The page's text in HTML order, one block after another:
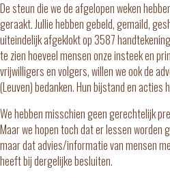
De steun die we de afgelopen weken
geraakt. Jullie hebben gebeld, gemaild,
uiteindelijk afgeklokt op 3587
te zien hoeveel mensen onze insteek en
vrijwilligers en volgers, willen we ook de
(Leuven) bedanken. Hun bijstand en acties
We hebben misschien geen gerechtelijk
Maar we hopen toch dat er lessen worden
maar dat advies/informatie van mensen
heeft bij dergelijke besluiten.